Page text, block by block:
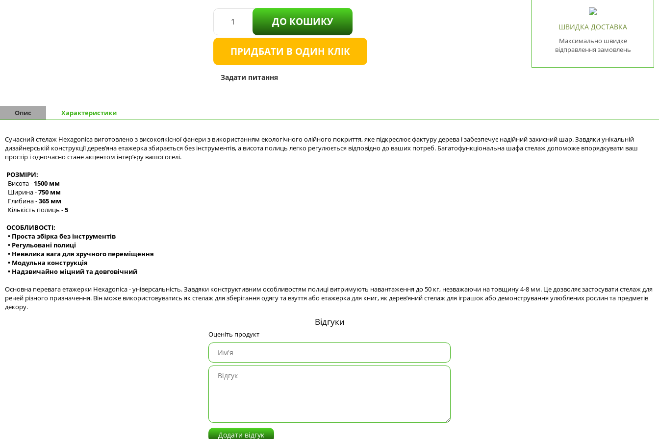
ДО КОШИКУ
ПРИДБАТИ В ОДИН КЛІК
Задати питання
ШВИДКА ДОСТАВКА
Максимально швидке
відправлення замовлень
Опис Характеристики
Сучасний стелаж Hexagonica виготовлено з високоякісної фанери з використанням екологічного олійного покриття, яке підкреслює фактуру дерева і забезпечує надійний захисний шар. Завдяки унікальній
дизайнерській конструкції дерев’яна етажерка збирається без інструментів, а висота полиць легко регулюється відповідно до ваших потреб. Багатофункціональна шафа стелаж допоможе впорядкувати ваш
простір і одночасно стане акцентом інтер’єру вашої оселі.
РОЗМІРИ:
Висота - 1500 мм
Ширина -750 мм
Глибина -365 мм
Кількість полиць -5
ОСОБЛИВОСТІ:
• Проста збірка без інструментів
• Регульовані полиці
• Невелика вага для зручного переміщення
• Модульна конструкція
• Надзвичайно міцний та довговічний
Основна перевага етажерки Hexagonica - універсальність. Завдяки конструктивним особливостям полиці витримують навантаження до 50 кг, незважаючи на товщину 4-8 мм. Це дозволяє застосувати стелаж для
речей різного призначення. Він може використовуватись як стелаж для зберігання одягу та взуття або етажерка для книг, як дерев’яний стелаж для іграшок або демонстрування улюблених рослин та предметів
декору.
Відгуки
Оценіть продукт
Додати відгук